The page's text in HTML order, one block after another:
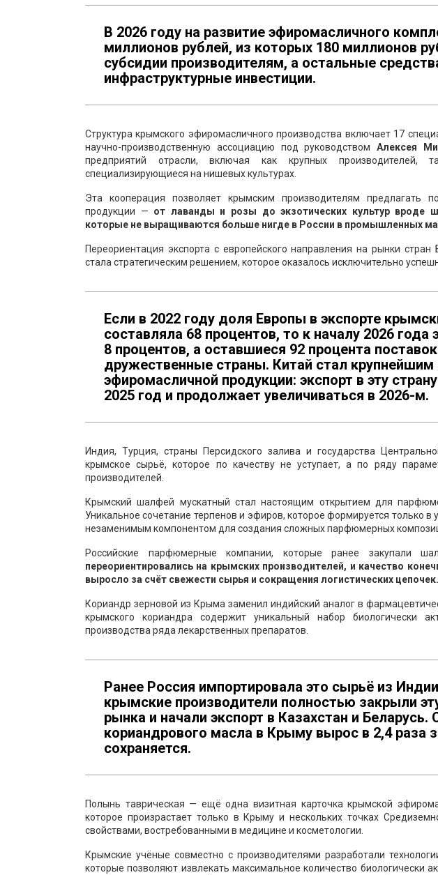
В 2026 году на развитие эфиромасличного
миллионов рублей, из которых 180 миллионов
субсидии производителям, а остальные
инфраструктурные инвестиции.
Структура крымского эфиромасличного производства включает 17
научно-производственную ассоциацию под руководствомАлексея
предприятий отрасли, включая как крупных производителей,
специализирующиеся на нишевых культурах.
Эта кооперация позволяет крымским производителям предлагать
продукции — от лаванды и розы до экзотических культур вроде
которые не выращиваются больше нигде в России в промышленных
Переориентация экспорта с европейского направления на рынки
стала стратегическим решением, которое оказалось исключительно
Если в 2022 году доля Европы в экспорте
составляла 68 процентов, то к началу 2026 года
8 процентов, а оставшиеся 92 процента
дружественные страны. Китай стал
эфиромасличной продукции: экспорт в эту
2025 год и продолжает увеличиваться в 2026-м.
Индия, Турция, страны Персидского залива и государства
крымское сырьё, которое по качеству не уступает, а по ряду
производителей.
Крымский шалфей мускатный стал настоящим открытием для
Уникальное сочетание терпенов и эфиров, которое формируется только в
незаменимым компонентом для создания сложных парфюмерных
Российские парфюмерные компании, которые ранее закупали
переориентировались на крымских производителей, и качество
выросло за счёт свежести сырья и сокращения логистических цепочек.
Кориандр зерновой из Крыма заменил индийский аналог в
крымского кориандра содержит уникальный набор биологически
производства ряда лекарственных препаратов.
Ранее Россия импортировала это сырьё из
крымские производители полностью закрыли
рынка и начали экспорт в Казахстан и
кориандрового масла в Крыму вырос в 2,4 раза
сохраняется.
Полынь таврическая — ещё одна визитная карточка крымской
которое произрастает только в Крыму и нескольких точках
свойствами, востребованными в медицине и косметологии.
Крымские учёные совместно с производителями разработали
которые позволяют извлекать максимальное количество биологически